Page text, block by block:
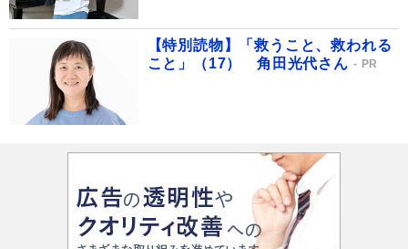
【特別読物】「救うこと、救われる
こと」（17） 角田光代さん
PR